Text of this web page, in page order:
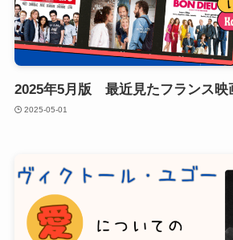
2025年5月版 最近見たフランス映
2025-05-01